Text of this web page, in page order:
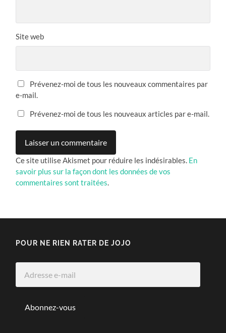
Site web
Prévenez-moi de tous les nouveaux commentaires par
e-mail.
Prévenez-moi de tous les nouveaux articles par e-mail.
Ce site utilise Akismet pour réduire les indésirables. En
savoir plus sur la façon dont les données de vos
commentaires sont traitées.
POUR NE RIEN RATER DE JOJO
Abonnez-vous